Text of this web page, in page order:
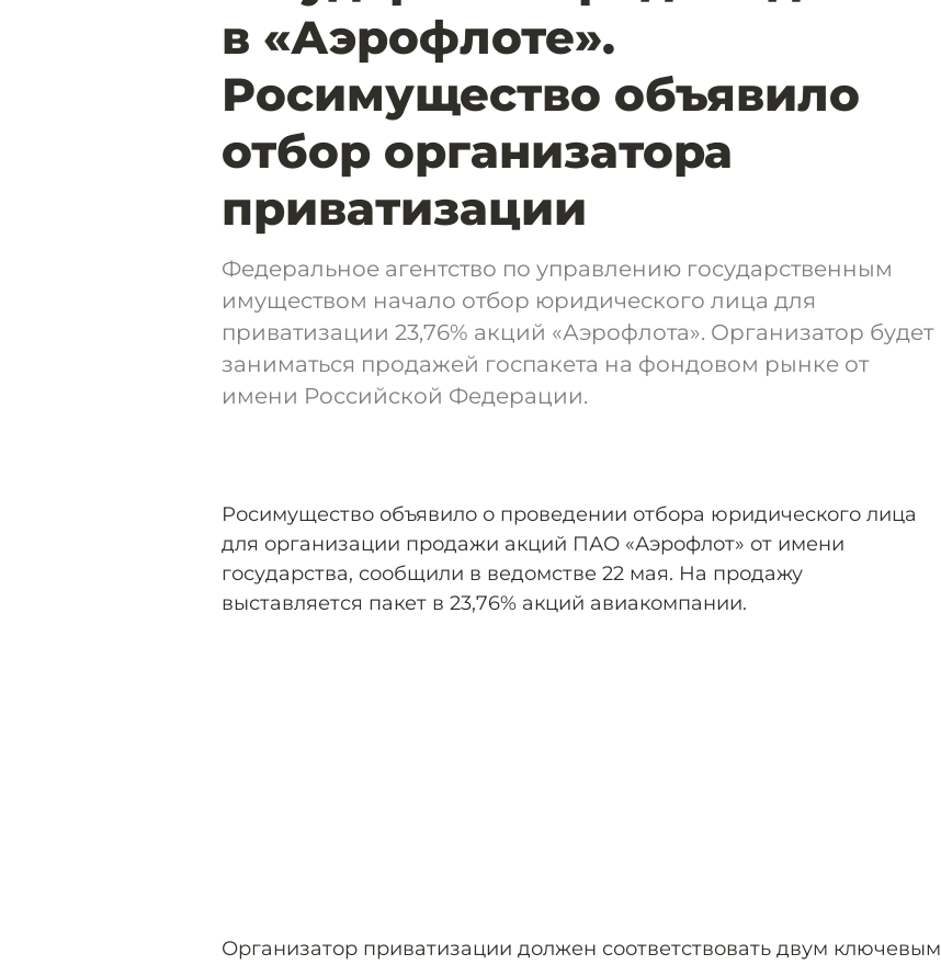
в «Аэрофлоте».
Росимущество объявило
отбор организатора
приватизации
Федеральное агентство по управлению государственным
имуществом начало отбор юридического лица для
приватизации 23,76% акций «Аэрофлота». Организатор будет
заниматься продажей госпакета на фондовом рынке от
имени Российской Федерации.
Росимущество объявило о проведении отбора юридического лица
для организации продажи акций ПАО «Аэрофлот» от имени
государства, сообщили в ведомстве 22 мая. На продажу
выставляется пакет в 23,76% акций авиакомпании.
Организатор приватизации должен соответствовать двум ключевым